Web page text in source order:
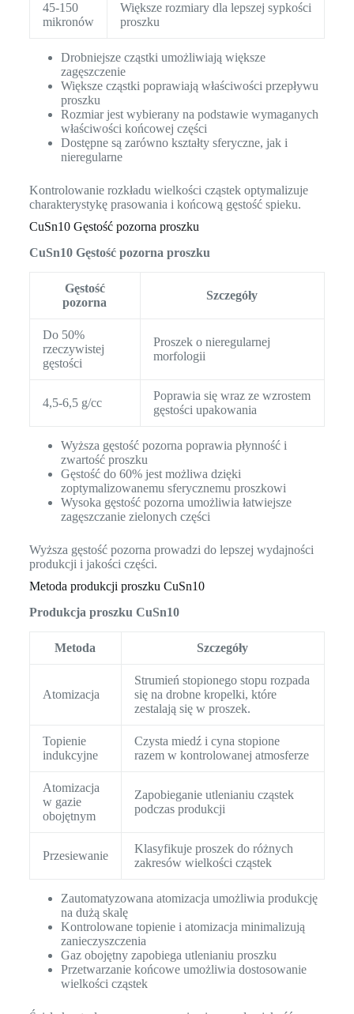
45-150
mikronów
Większe rozmiary dla lepszej sypkości
proszku
Drobniejsze cząstki umożliwiają większe
zagęszczenie
Większe cząstki poprawiają właściwości przepływu
proszku
Rozmiar jest wybierany na podstawie wymaganych
właściwości końcowej części
Dostępne są zarówno kształty sferyczne, jak i
nieregularne
Kontrolowanie rozkładu wielkości cząstek optymalizuje
charakterystykę prasowania i końcową gęstość spieku.
CuSn10 Gęstość pozorna proszku
CuSn10 Gęstość pozorna proszku
Gęstość
pozorna
Szczegóły
Do 50%
rzeczywistej
gęstości
Proszek o nieregularnej
morfologii
4,5-6,5 g/cc
Poprawia się wraz ze wzrostem
gęstości upakowania
Wyższa gęstość pozorna poprawia płynność i
zwartość proszku
Gęstość do 60% jest możliwa dzięki
zoptymalizowanemu sferycznemu proszkowi
Wysoka gęstość pozorna umożliwia łatwiejsze
zagęszczanie zielonych części
Wyższa gęstość pozorna prowadzi do lepszej wydajności
produkcji i jakości części.
Metoda produkcji proszku CuSn10
Produkcja proszku CuSn10
Metoda Szczegóły
Atomizacja
Strumień stopionego stopu rozpada
się na drobne kropelki, które
zestalają się w proszek.
Topienie
indukcyjne
Czysta miedź i cyna stopione
razem w kontrolowanej atmosferze
Atomizacja
w gazie
obojętnym
Zapobieganie utlenianiu cząstek
podczas produkcji
Przesiewanie
Klasyfikuje proszek do różnych
zakresów wielkości cząstek
Zautomatyzowana atomizacja umożliwia produkcję
na dużą skalę
Kontrolowane topienie i atomizacja minimalizują
zanieczyszczenia
Gaz obojętny zapobiega utlenianiu proszku
Przetwarzanie końcowe umożliwia dostosowanie
wielkości cząstek